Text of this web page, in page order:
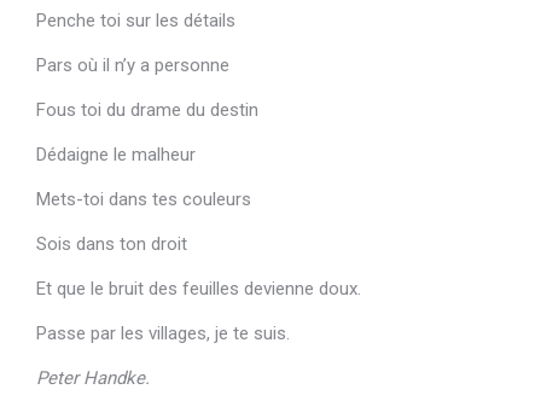
Penche toi sur les détails
Pars où il n’y a personne
Fous toi du drame du destin
Dédaigne le malheur
Mets-toi dans tes couleurs
Sois dans ton droit
Et que le bruit des feuilles devienne doux.
Passe par les villages, je te suis.
Peter Handke.